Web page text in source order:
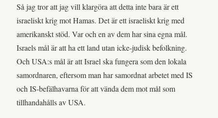
Så jag tror att jag vill klargöra att detta inte bara är ett
israeliskt krig mot Hamas. Det är ett israeliskt krig med
amerikanskt stöd. Var och en av dem har sina egna mål.
Israels mål är att ha ett land utan icke-judisk befolkning.
Och USA:s mål är att Israel ska fungera som den lokala
samordnaren, eftersom man har samordnat arbetet med IS
och IS-befälhavarna för att vända dem mot mål som
tillhandahålls av USA.